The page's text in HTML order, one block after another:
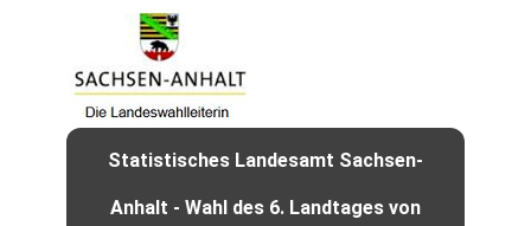
Statistisches Landesamt Sachsen-
Anhalt - Wahl des 6. Landtages von